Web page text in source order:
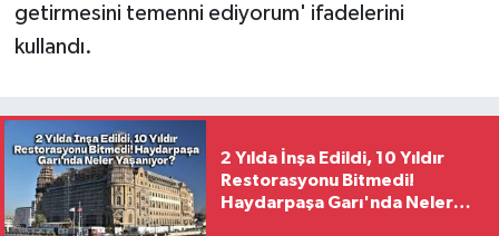
getirmesini temenni ediyorum' ifadelerini
kullandı.
2 Yılda İnşa Edildi, 10 Yıldır
Restorasyonu Bitmedi!
Haydarpaşa Garı'nda Neler